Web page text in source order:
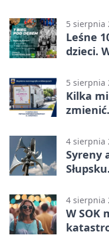
5 sierpnia
Leśne
dzieci.
5 sierpnia
Kilka
4 sierpnia
Syreny
4 sierpnia
W SOK